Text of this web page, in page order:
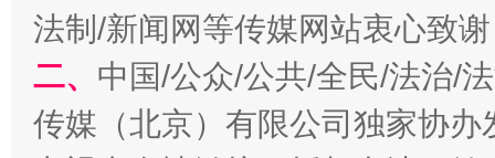
法制/新闻网等传媒网站衷心致
二、 中国/公众/公共/全民/法治/
传媒（北京）有限公司独家协